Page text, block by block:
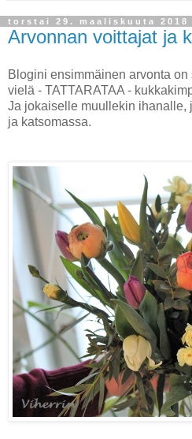
torstai 29. maaliskuuta 2018
Arvonnan voittajat ja
Blogini ensimmäinen arvonta on
vielä - TATTARATAA -
Ja jokaiselle muullekin ihanalle,
ja katsomassa.